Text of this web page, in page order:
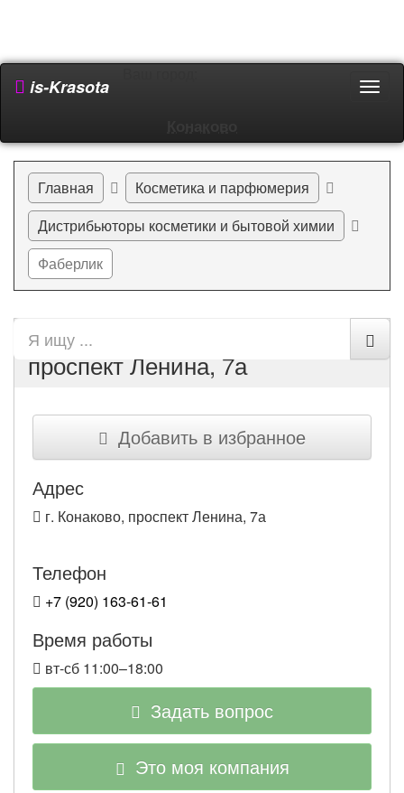
is-Krasota
Главная
Косметика и парфюмерия
Дистрибьюторы косметики и бытовой химии
Фаберлик
Фаберлик в Конакове по адресу
проспект Ленина, 7а
Добавить в избранное
Адрес
г. Конаково, проспект Ленина, 7а
Телефон
+7 (920) 163-61-61
Время работы
вт-сб 11:00–18:00
Задать вопрос
Это моя компания